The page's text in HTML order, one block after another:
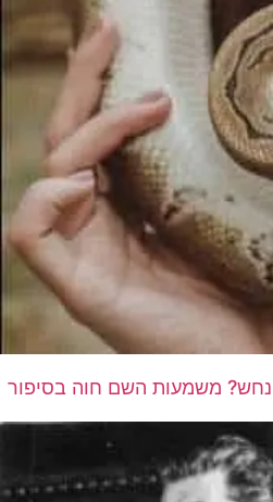
משמעות השם חוה בסיפור